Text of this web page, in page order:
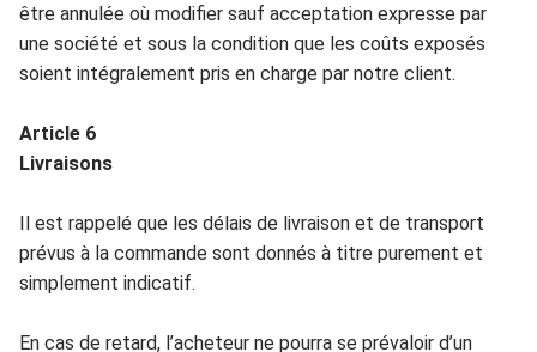
être annulée où modifier sauf acceptation expresse par
une société et sous la condition que les coûts exposés
soient intégralement pris en charge par notre client.
Article 6
Livraisons
Il est rappelé que les délais de livraison et de transport
prévus à la commande sont donnés à titre purement et
simplement indicatif.
En cas de retard, l’acheteur ne pourra se prévaloir d’un